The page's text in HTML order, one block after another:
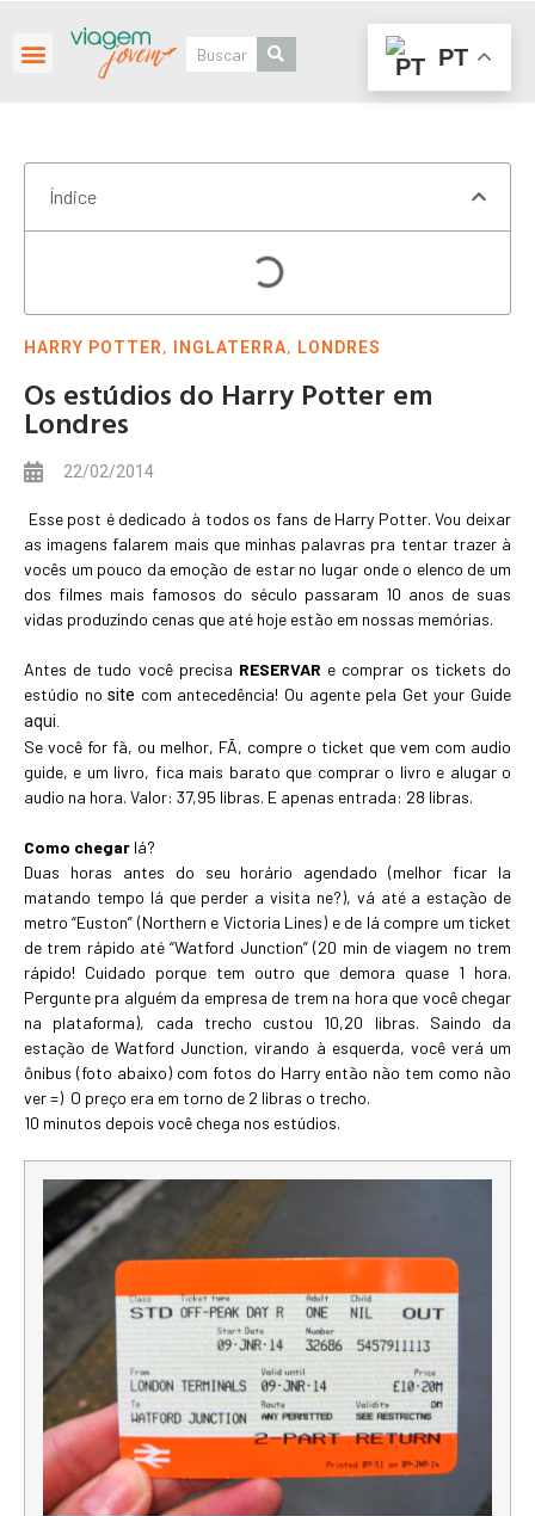
Índice
HARRY POTTER, INGLATERRA, LONDRES
Os estúdios do Harry Potter em
Londres
22/02/2014
Esse post é dedicado à todos os fans de Harry Potter. Vou deixar
as imagens falarem mais que minhas palavras pra tentar trazer à
vocês um pouco da emoção de estar no lugar onde o elenco de um
dos filmes mais famosos do século passaram 10 anos de suas
vidas produzindo cenas que até hoje estão em nossas memórias.
Antes de tudo você precisa RESERVAR e comprar os tickets do
estúdio nosite com antecedência! Ou agente pela Get your Guide
aqui.
Se você for fã, ou melhor, FÃ, compre o ticket que vem com audio
guide, e um livro, fica mais barato que comprar o livro e alugar o
audio na hora. Valor: 37,95 libras. E apenas entrada: 28 libras.
Como chegar lá?
Duas horas antes do seu horário agendado (melhor ficar la
matando tempo lá que perder a visita ne?), vá até a estação de
metro “Euston” (Northern e Victoria Lines) e de lá compre um ticket
de trem rápido até “Watford Junction” (20 min de viagem no trem
rápido! Cuidado porque tem outro que demora quase 1 hora.
Pergunte pra alguém da empresa de trem na hora que você chegar
na plataforma), cada trecho custou 10,20 libras. Saindo da
estação de Watford Junction, virando à esquerda, você verá um
ônibus (foto abaixo) com fotos do Harry então não tem como não
ver =) O preço era em torno de 2 libras o trecho.
10 minutos depois você chega nos estúdios.
PT